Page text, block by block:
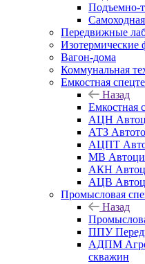
Подъемно-
Передвижные
Изотермические
Вагон-дома
Коммунальная
Емкостная
Назад
Емкостная
АЦН
АТЗ
АЦПТ
МВ
АКН
АЦВ
Промысловая
Назад
ППУ
АДПМ
скважин